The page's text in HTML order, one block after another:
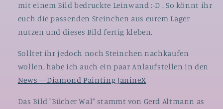
mit einem Bild bedruckte Leinwand :-D . So könnt ihr
euch die passenden Steinchen aus eurem Lager
nutzen und dieses Bild fertig kleben.
Solltet ihr jedoch noch Steinchen nachkaufen
wollen, habe ich auch ein paar Anlaufstellen in den
News – Diamond Painting JanineX
Das Bild "Bücher Wal" stammt von Gerd Altmann as